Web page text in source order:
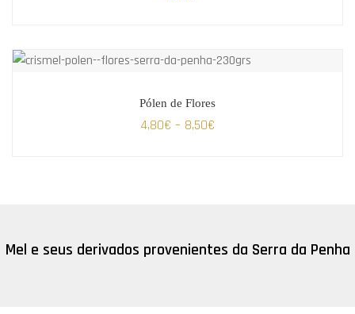
Pólen de Flores
4,80€ – 8,50€
Mel e seus derivados provenientes da Serra da Penha